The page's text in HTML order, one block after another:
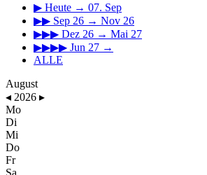
▶ Heute → 07. Sep
▶▶ Sep 26 → Nov 26
▶▶▶ Dez 26 → Mai 27
▶▶▶▶ Jun 27 →
ALLE
August
◂ 2026 ▸
Mo
Di
Mi
Do
Fr
Sa